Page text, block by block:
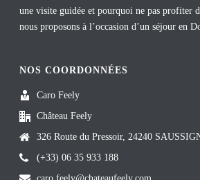
une visite guidée et pourquoi ne pas profiter
nous proposons à l’occasion d’un séjour en
NOS COORDONNÉES
Caro Feely
Château Feely
326 Route du Pressoir, 24240
(+33) 06 35 933 188